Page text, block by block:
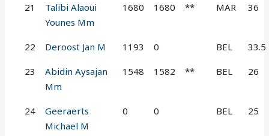
21
Talibi Alaoui
Younes Mm
1680 1680 ** MAR 36
22 Deroost Jan M 1193 0 BEL 33.5
23
Abidin Aysajan
Mm
1548 1582 ** BEL 26
24
Geeraerts
Michael M
0 0 BEL 25